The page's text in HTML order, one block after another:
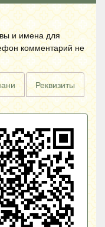
и имена для
комментарий не
Реквизиты